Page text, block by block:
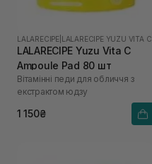
LALARECIPE LALARECIPE YUZU VITA C
LALARECIPE Yuzu Vita C
Ampoule Pad 80 шт
Вітамінні педи для обличчя з
екстрактом юдзу
1 150₴